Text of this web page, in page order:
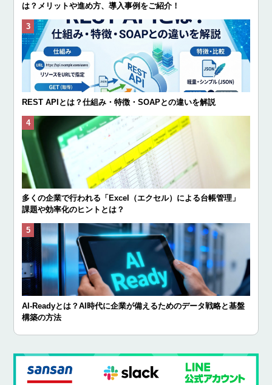
は？メリットや進め方、導入事例をご紹介！
REST APIとは？仕組み・特徴・SOAPとの違いを解説
多くの企業で行われる「Excel（エクセル）による台帳管理」
課題や効率化のヒントとは？
AI-Readyとは？AI時代に企業が備えるためのデータ戦略と基盤
構築の方法